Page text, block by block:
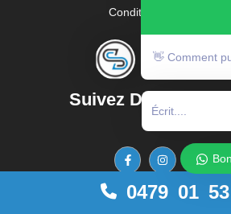
0479 01
Condition générale de
FAQ
Suivez Débouchage
Depuis plus de 20 ans, DÉBOUCHAGE
👋 Comment